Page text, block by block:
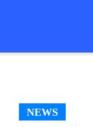
NEWS